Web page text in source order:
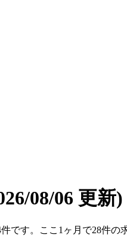
08/06 更新)
です。ここ1ヶ月で28件の